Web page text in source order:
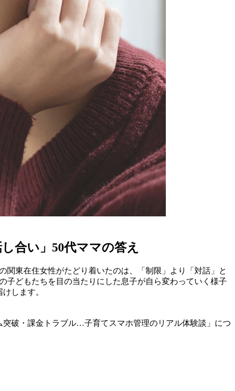
合い」50代ママの答え
東在住女性がたどり着いたのは、「制限」より「対話」と
子どもたちを目の当たりにした息子が自ら変わっていく様子
します。
突破・課金トラブル…子育てスマホ管理のリアル体験談」につ